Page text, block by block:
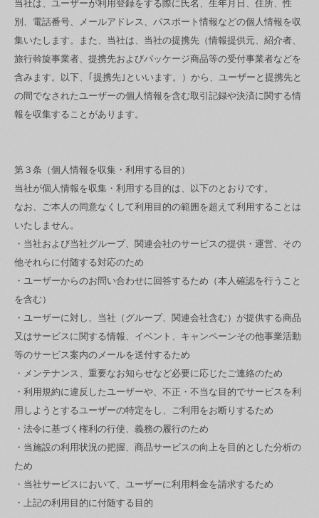
当社は、ユーザーが利用登録をする際に氏名、生年月日、住所、性
別、電話番号、メールアドレス、パスポート情報などの個人情報を収
集いたします。また、当社は、当社の提携先（情報提供元、紹介者、
旅行斡旋事業者、提携先およびパッケージ商品等の受付事業者などを
含みます。以下、｢提携先｣といいます。）から、ユーザーと提携先と
の間でなされたユーザーの個人情報を含む取引記録や決済に関する情
報を収集することがあります。
第３条（個人情報を収集・利用する目的）
当社が個人情報を収集・利用する目的は、以下のとおりです。
なお、ご本人の同意なくして利用目的の範囲を超えて利用することは
いたしません。
・当社および当社グループ、関連会社のサービスの提供・運営、その
他それらに付随する対応のため
・ユーザーからのお問い合わせに回答するため（本人確認を行うこと
を含む）
・ユーザーに対し、当社（グループ、関連会社含む）が提供する商品
又はサービスに関する情報、イベント、キャンペーンその他事業活動
等のサービス案内のメールを送付するため
・メンテナンス、重要なお知らせなど必要に応じたご連絡のため
・利用規約に違反したユーザーや、不正・不当な目的でサービスを利
用しようとするユーザーの特定をし、ご利用をお断りするため
・法令に基づく権利の行使、義務の履行のため
・当施設の利用状況の把握、商品サービスの向上を目的とした分析の
ため
・当社サービスにおいて、ユーザーに利用料金を請求するため
・上記の利用目的に付随する目的